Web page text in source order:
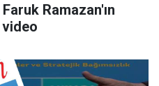
Ramazan'ın
video